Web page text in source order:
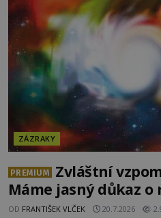
chlapcovo proroctví, nebo
neobvyklou hru světla? [gallery
ids="170530,170531,1705
ZÁZRAKY
PREMIUM
Zvláštní
Máme jasný důkaz
OD FRANTIŠEK VLČEK 20.7.2026